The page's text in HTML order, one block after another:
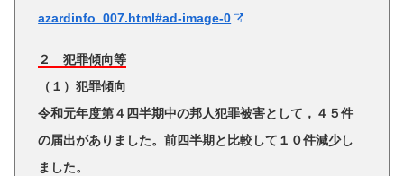
azardinfo_007.html#ad-image-0
２ 犯罪傾向等
（１）犯罪傾向
令和元年度第４四半期中の邦人犯罪被害として，４５件
の届出がありました。前四半期と比較して１０件減少し
ました。